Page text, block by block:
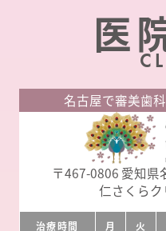
医
名古屋で審美歯
〒467-0806 愛知県
仁さくら
治療時間 月 火